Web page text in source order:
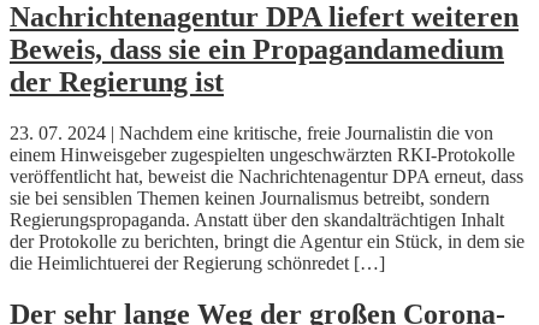
Nachrichtenagentur DPA liefert weiteren
Beweis, dass sie ein Propagandamedium
der Regierung ist
23. 07. 2024 | Nachdem eine kritische, freie Journalistin die von
einem Hinweisgeber zugespielten ungeschwärzten RKI-Protokolle
veröffentlicht hat, beweist die Nachrichtenagentur DPA erneut, dass
sie bei sensiblen Themen keinen Journalismus betreibt, sondern
Regierungspropaganda. Anstatt über den skandalträchtigen Inhalt
der Protokolle zu berichten, bringt die Agentur ein Stück, in dem sie
die Heimlichtuerei der Regierung schönredet […]
Der sehr lange Weg der großen Corona-